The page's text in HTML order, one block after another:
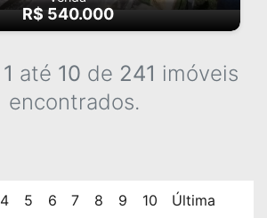
R$ 540.000
1 até 10 de 241 imóveis
encontrados.
4 5 6 7 8 9 10 Última